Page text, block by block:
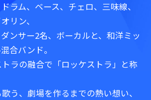
ラム、ベース、チェロ、三味線、
リン、
ンサー2名、ボーカルと、和洋ミッ
合バンド。
ラの融合で「ロッケストラ」と称
う、劇場を作るまでの熱い想い、